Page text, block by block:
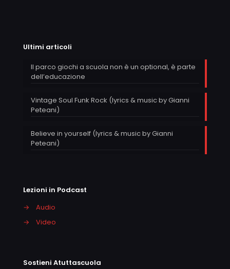
Ultimi articoli
Il parco giochi a scuola non è un optional, è parte
dell’educazione
Vintage Soul Funk Rock (lyrics & music by Gianni
Peteani)
Believe in yourself (lyrics & music by Gianni
Peteani)
Lezioni in Podcast
→
Audio
→
Video
Sostieni Atuttascuola